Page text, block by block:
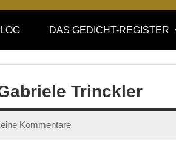
DAS GEDICHT-REGISTER
Trinckler
Kommentare